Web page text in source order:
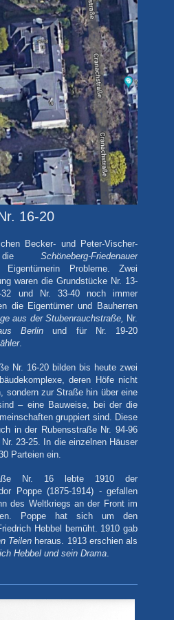
16-20
Becker- und Peter-Vischer-
die Schöneberg-Friedenauer
Probleme. Zwei
waren die Grundstücke Nr. 13-
und Nr. 33-40 noch immer
die Eigentümer und Bauherren
aus der Stubenrauchstraße, Nr.
Berlin und für Nr. 19-20
.
Nr. 16-20 bilden bis heute zwei
deren Höfe nicht
sondern zur Straße hin über eine
– eine Bauweise, bei der die
gruppiert sind. Diese
in der Rubensstraße Nr. 94-96
23-25. In die einzelnen Häuser
Parteien ein.
Nr. 16 lebte 1910 der
Poppe (1875-1914) - gefallen
des Weltkriegs an der Front im
Poppe hat sich um den
Hebbel bemüht. 1910 gab
Teilen heraus. 1913 erschien als
Hebbel und sein Drama.